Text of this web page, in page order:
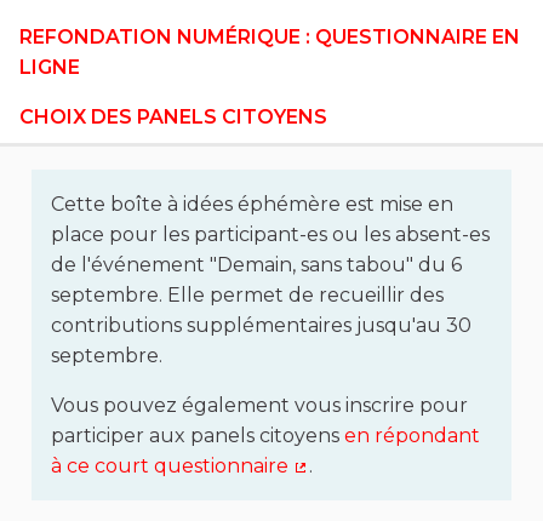
REFONDATION NUMÉRIQUE : QUESTIONNAIRE EN
LIGNE
CHOIX DES PANELS CITOYENS
Cette boîte à idées éphémère est mise en
place pour les participant-es ou les absent-es
de l'événement "Demain, sans tabou" du 6
septembre. Elle permet de recueillir des
contributions supplémentaires jusqu'au 30
septembre.
Vous pouvez également vous inscrire pour
participer aux panels citoyens en répondant
à ce court questionnaire
.